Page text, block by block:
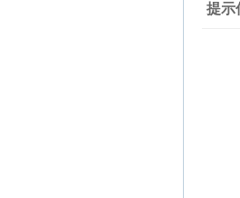
提示